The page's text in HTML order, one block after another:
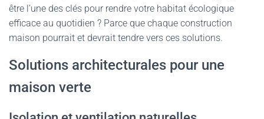
être l’une des clés pour rendre votre habitat écologique
efficace au quotidien ? Parce que chaque construction
maison pourrait et devrait tendre vers ces solutions.
Solutions architecturales pour une
maison verte